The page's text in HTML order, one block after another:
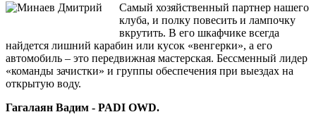
Самый хозяйственный партнер нашего
клуба, и полку повесить и лампочку
вкрутить. В его шкафчике всегда
найдется лишний карабин или кусок «венгерки», а его
автомобиль – это передвижная мастерская. Бессменный лидер
«команды зачистки» и группы обеспечения при выездах на
открытую воду.
Гагалаян Вадим - PADI OWD.